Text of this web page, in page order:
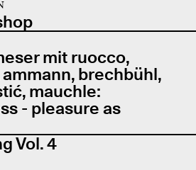
mit ruocco,
brechbühl,
mauchle:
- pleasure as
Vol. 4